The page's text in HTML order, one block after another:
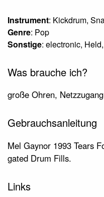
Instrument: Kickdrum,
Genre: Pop
Sonstige: electronic,
Was brauche ich?
große Ohren, Netzzugang
Gebrauchsanleitung
Mel Gaynor 1993 Tears
gated Drum Fills.
Links